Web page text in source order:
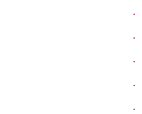
・
・
・
・
・